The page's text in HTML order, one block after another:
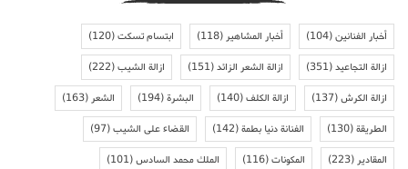
أخبار الفنانين(104) أخبار المشاهير(118) ابتسام تسكت(120)
ازالة التجاعيد(351) ازالة الشعر الزائد(151) ازالة الشيب(222)
ازالة الكرش(137) ازالة الكلف(140) البشرة(194) الشعر(163)
الطريقة(130) الفنانة دنيا بطمة(142) القضاء على الشيب(97)
المقادير(223) المكونات(116) الملك محمد السادس(101)